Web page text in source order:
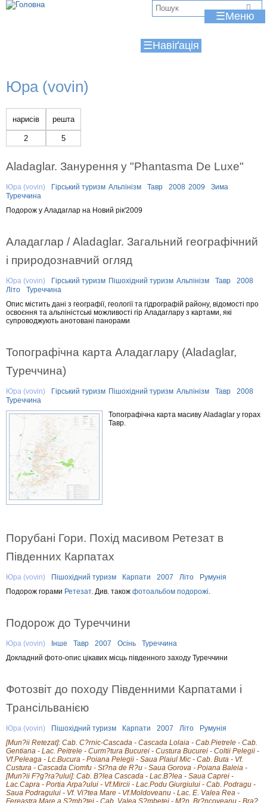
Jump to navigation
☰
☰
Юра (vovin)
нарисів
2
решта
5
Aladaglar. Занурення у "Phantasma De Luxe"
Юра (vovin) Гірський туризм Альпінізм Тавр 2008 2009
Зима
Туреччина
Подорож у Аладаглар на Новий рік'2009
Аладаглар / Aladaglar. Загальний географічний
і природознавчий огляд
Юра (vovin) Гірський туризм Пішохідний туризм Альпінізм Тавр
2008
Літо
Туреччина
Опис містить дані з географії, геології та гідрографій району, відомості про
освоєння та альпіністські можливості гір Аладаглару з картами, які
супроводжують анотовані панорами
Топографічна карта Аладаглару (Aladaglar,
Туреччина)
Юра (vovin) Гірський туризм Пішохідний туризм Альпінізм Тавр
2008
Туреччина
Топографічна карта масиву Aladaglar у горах
Тавр.
Порубані Гори. Похід масивом Ретезат в
Південних Карпатах
Юра (vovin) Пішохідний туризм Карпати 2007 Літо
Румунія
Подорож горами Ретезат. Див. також фотоальбом подорожі.
Подорож до Туреччини
Юра (vovin) Інше Тавр 2007 Осінь
Туреччина
Докладний фото-опис цікавих місць південного заходу Туреччини
Фотозвіт до походу Південними Карпатами і
Трансільванією
Юра (vovin) Пішохідний туризм Карпати 2007 Літо
Румунія
[Mun?ii Retezat]: Cab. C?rnic-Cascada - Cascada Lolaia - Cab.Pietrele - Cab.
Gentiana - Lac. Peitrele - Curm?tura Bucurei - Custura Bucurei - Coltii Pelegii -
Vf.Peleaga - Lc.Bucura - Poiana Pelegii - Saua Plaiul Mic - Cab. Buta - Vf.
Custura - Cascada Ciomfu - St?na de R?u - Saua Gorova - Poiana Baleia -
[Mun?ii F?g?ra?ului]: Cab. B?lea Cascada - Lac.B?lea - Saua Caprei -
Lac.Capra - Portia Arpa?ului - Vf.Mircii - Lac.Podu Giurgiului - Cab. Podragu -
Saua Podragului - Vf. Vi?tea Mare - Vf.Moldoveanu - Lac. E. Valea Rea -
Fereastra Mare a S?mb?tei - Cab. Valea S?mbetei - M?n. Br?ncoveanu - Bra?